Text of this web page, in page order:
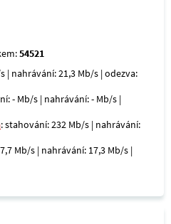
54521
| nahrávání: 21,3 Mb/s | odezva:
- Mb/s | nahrávání: - Mb/s |
: stahování: 232 Mb/s | nahrávání:
Mb/s | nahrávání: 17,3 Mb/s |